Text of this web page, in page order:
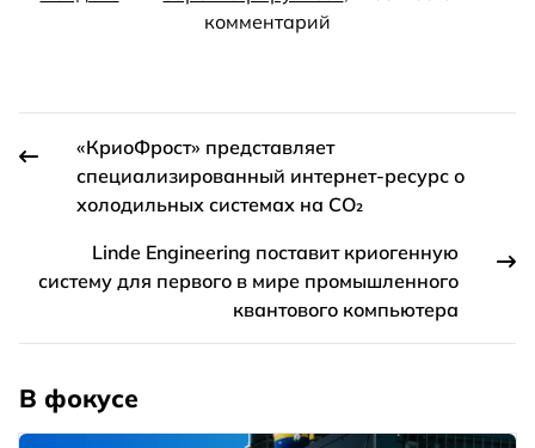
комментарий
«КриоФрост» представляет
специализированный интернет-ресурс о
холодильных системах на CO₂
Linde Engineering поставит криогенную
систему для первого в мире промышленного
квантового компьютера
В фокусе